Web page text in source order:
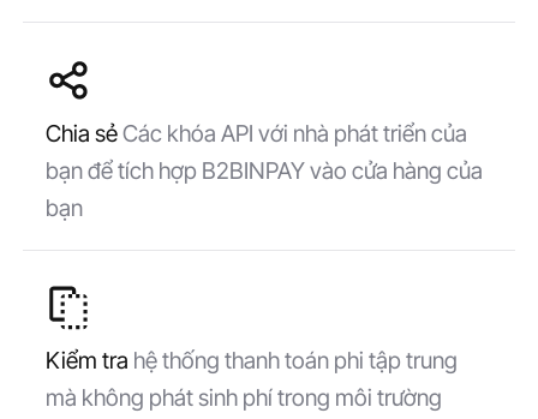
Chia sẻCác khóa API với nhà phát triển của
bạn để tích hợp B2BINPAY vào cửa hàng của
bạn
Kiểm tra hệ thống thanh toán phi tập trung
mà không phát sinh phí trong môi trường